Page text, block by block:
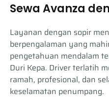
Sewa Avanza
Layanan dengan sopir
berpengalaman yang
pengetahuan mendalam
Duri Kepa. Driver terlatih
ramah, profesional, dan
keselamatan penumpang.